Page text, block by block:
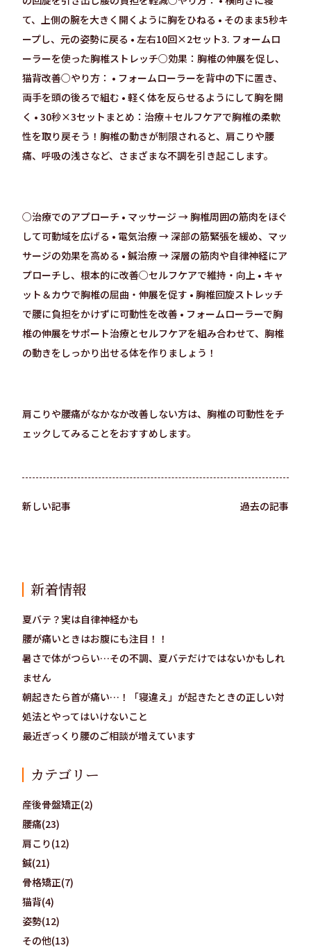
て、上側の腕を大きく開くように胸をひねる • そのまま5秒キ
ープし、元の姿勢に戻る • 左右10回×2セット3. フォームロ
ーラーを使った胸椎ストレッチ○効果：胸椎の伸展を促し、
猫背改善○やり方： • フォームローラーを背中の下に置き、
両手を頭の後ろで組む • 軽く体を反らせるようにして胸を開
く • 30秒×3セットまとめ：治療＋セルフケアで胸椎の柔軟
性を取り戻そう！胸椎の動きが制限されると、肩こりや腰
痛、呼吸の浅さなど、さまざまな不調を引き起こします。
○治療でのアプローチ • マッサージ → 胸椎周囲の筋肉をほぐ
して可動域を広げる • 電気治療 → 深部の筋緊張を緩め、マッ
サージの効果を高める • 鍼治療 → 深層の筋肉や自律神経にア
プローチし、根本的に改善○セルフケアで維持・向上 • キャ
ット＆カウで胸椎の屈曲・伸展を促す • 胸椎回旋ストレッチ
で腰に負担をかけずに可動性を改善 • フォームローラーで胸
椎の伸展をサポート治療とセルフケアを組み合わせて、胸椎
の動きをしっかり出せる体を作りましょう！
肩こりや腰痛がなかなか改善しない方は、胸椎の可動性をチ
ェックしてみることをおすすめします。
新しい記事 過去の記事
新着情報
夏バテ？実は自律神経かも
腰が痛いときはお腹にも注目！！
暑さで体がつらい…その不調、夏バテだけではないかもしれ
ません
朝起きたら首が痛い…！「寝違え」が起きたときの正しい対
処法とやってはいけないこと
最近ぎっくり腰のご相談が増えています
カテゴリー
産後骨盤矯正(2)
腰痛(23)
肩こり(12)
鍼(21)
骨格矯正(7)
猫背(4)
姿勢(12)
その他(13)